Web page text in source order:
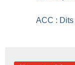
ACC : Dits